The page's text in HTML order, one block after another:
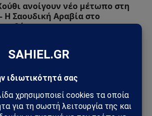
ανοίγουν νέο μέτωπο στη
Σαουδική Αραβία στο